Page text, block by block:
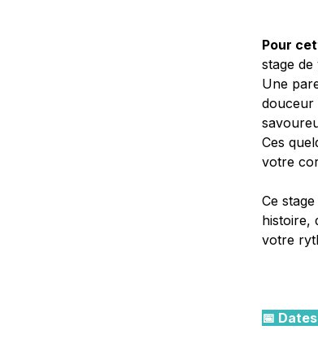
Pour
stage de
Une
douceur
Ces
votre
Ce
histoire,
votre
📅